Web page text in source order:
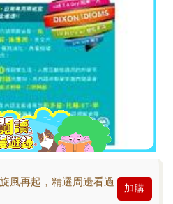
風再起，精選周邊看過
加購